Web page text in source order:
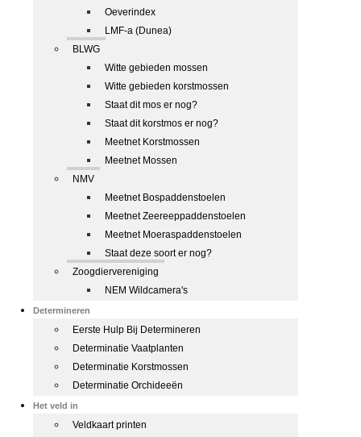
Oeverindex
LMF-a (Dunea)
BLWG
Witte gebieden mossen
Witte gebieden korstmossen
Staat dit mos er nog?
Staat dit korstmos er nog?
Meetnet Korstmossen
Meetnet Mossen
NMV
Meetnet Bospaddenstoelen
Meetnet Zeereeppaddenstoelen
Meetnet Moeraspaddenstoelen
Staat deze soort er nog?
Zoogdiervereniging
NEM Wildcamera's
Determineren
Eerste Hulp Bij Determineren
Determinatie Vaatplanten
Determinatie Korstmossen
Determinatie Orchideeën
Het veld in
Veldkaart printen